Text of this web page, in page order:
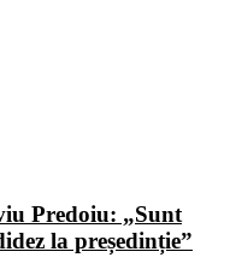
Predoiu: „Sunt
la președinție”